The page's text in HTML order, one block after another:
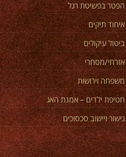
הפטר בפשיטת רגל
איחוד תיקים
ביטול עיקולים
אזרחי/מסחרי
משפחה וירושות
חטיפת ילדים – אמנת האג
גישור ויישוב סכסוכים